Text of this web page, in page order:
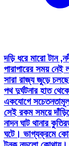
দড়ি ধরে মারো টান
পারাপারের সময়
সারা রাজ্য জুড়ে
পথ দুর্ঘটনার হাত
একযোগে
সেই রকম সময়ে
নাদন ঘাট থানার
ঘটে। ভাগ্যক্রমে